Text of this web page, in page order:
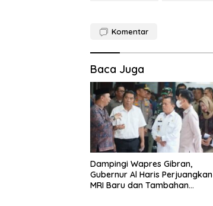
Komentar
Baca Juga
Dampingi Wapres Gibran,
Gubernur Al Haris Perjuangkan
MRI Baru dan Tambahan